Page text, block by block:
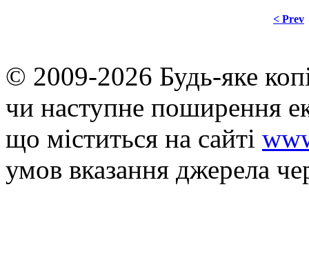
< Prev
© 2009-2026 Будь-яке
чи наступне поширення
що мiститься на сайті
умов вказання джерела